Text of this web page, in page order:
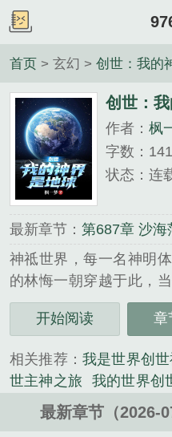
首页 > 玄幻 > 创世：我的
创世：
作者： 枫
字数：
状态：连
最新章节： 第687章 沙海
神祗世界，每一名神明
的林悔一朝穿越于此，
是一整个地球时，神只世
《创世：我的神界是地
开始阅读 章
相关推荐： 我是世界创世
世主神之旅
我的世界创
我是创世神 创世神之我
我的神界是地球
最新章节（2026-